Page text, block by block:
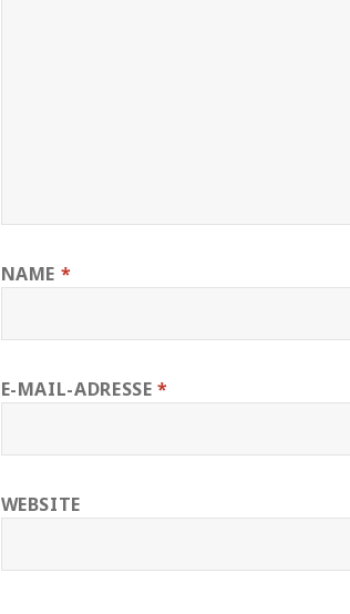
NAME *
E-MAIL-ADRESSE*
WEBSITE